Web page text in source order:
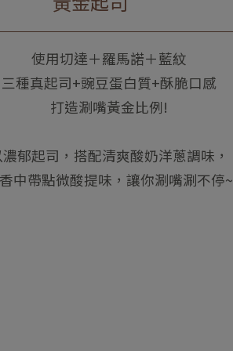
使用切達＋羅馬諾＋藍紋
三種真起司+豌豆蛋白質+酥脆口感
打造涮嘴黃金比例!
郁起司，搭配清爽酸奶洋蔥調味，
中帶點微酸提味，讓你涮嘴涮​不停~